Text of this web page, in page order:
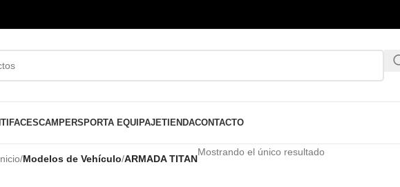
CAMPERS PORTA EQUIPAJETIENDACONTACTO
/Modelos de Vehículo/ARMADA TITAN
Mostrando el único resultado